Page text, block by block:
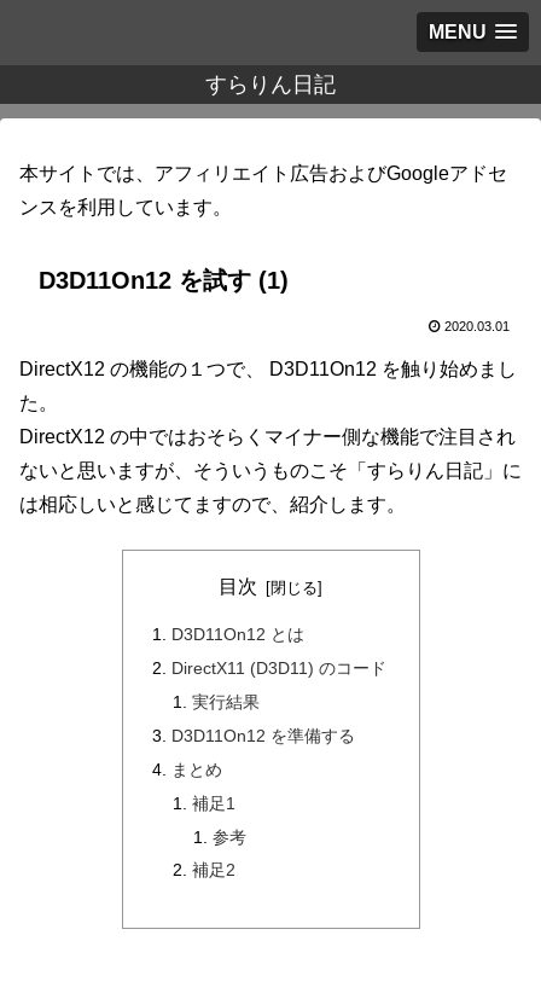
MENU
すらりん日記
本サイトでは、アフィリエイト広告およびGoogleアドセ
ンスを利用しています。
D3D11On12 を試す (1)
2020.03.01
DirectX12 の機能の１つで、 D3D11On12 を触り始めまし
た。
DirectX12 の中ではおそらくマイナー側な機能で注目され
ないと思いますが、そういうものこそ「すらりん日記」に
は相応しいと感じてますので、紹介します。
目次
D3D11On12 とは
DirectX11 (D3D11) のコード
実行結果
D3D11On12 を準備する
まとめ
補足1
参考
補足2